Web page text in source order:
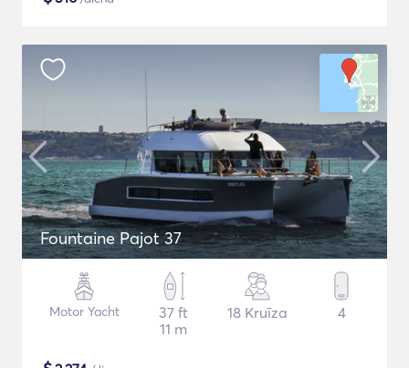
Fountaine Pajot 37
Motor Yacht
37 ft
11 m
18 Kruīza 4